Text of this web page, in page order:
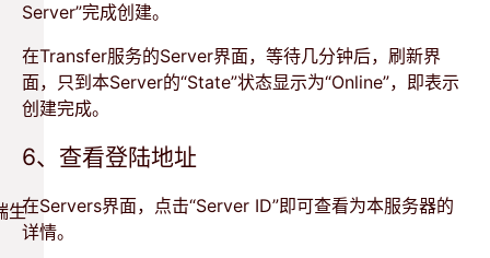
生
Server”完成创建。
在Transfer服务的Server界面，等待几分钟后，刷新界
面，只到本Server的“State”状态显示为“Online”，即表示
创建完成。
6、查看登陆地址
在Servers界面，点击“Server ID”即可查看为本服务器的
详情。